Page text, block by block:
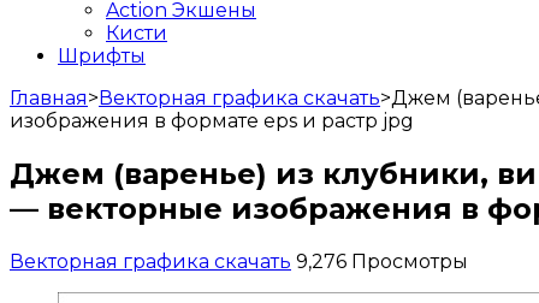
Action Экшены
Кисти
Шрифты
Главная>Векторная графика скачать>Джем
изображения в формате eps и растр jpg
Джем (варенье) из клубники,
— векторные изображения в
Векторная графика скачать 9,276 Просмотры